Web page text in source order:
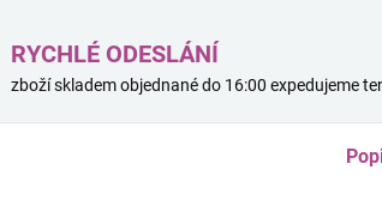
RYCHLÉ ODESLÁNÍ
zboží skladem objednané do 16:00 expedujeme